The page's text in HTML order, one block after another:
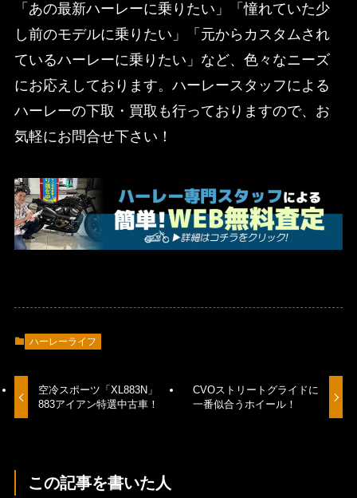
「あの最新ハーレーに乗りたい」「憧れていた少
し前のモデルに乗りたい」「元からカスタムされ
ているハーレーに乗りたい」など、色々なニーズ
にお応えしております。ハーレースタッフによる
ハーレーの下取・買取も行っておりますので、お
気軽にお問合せ下さい！
ハーレーライフ
空冷スポーツ「XL883N」
883アイアン特選中古車！
CVOストリートグライドに
一番似合うホイール！
この記事を書いた人